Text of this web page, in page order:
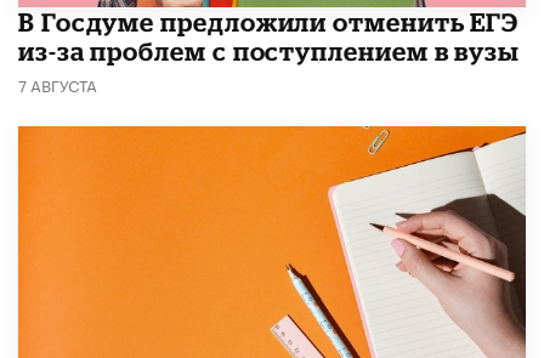
В Госдуме предложили отменить ЕГЭ
из-за проблем с поступлением в вузы
7 АВГУСТА